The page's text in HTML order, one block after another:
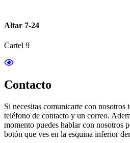
Altar 7-24
Cartel 9
Contacto
Si necesitas comunicarte con nosotros
teléfono de contacto y un correo.
momento puedes hablar con nosotros
botón que ves en la esquina inferior